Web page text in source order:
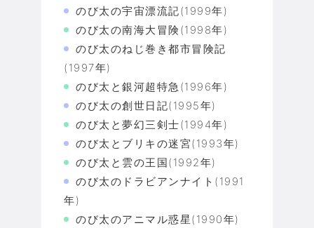
のび太の宇宙漂流記(1999年)
のび太の南海大冒険(1998年)
のび太のねじ巻き都市冒険記
(1997年)
のび太と銀河超特急(1996年)
のび太の創世日記(1995年)
のび太と夢幻三剣士(1994年)
のび太とブリキの迷宮(1993年)
のび太と雲の王国(1992年)
のび太のドラビアンナイト(1991
年)
のび太のアニマル惑星(1990年)